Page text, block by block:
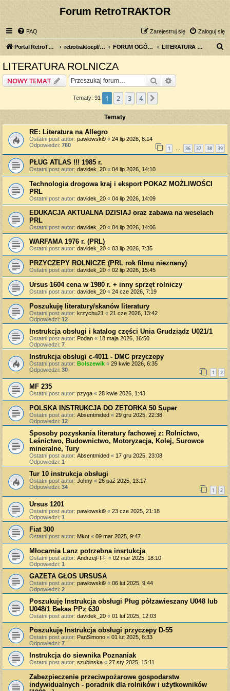
Forum RetroTRAKTOR
FAQ Zaloguj się
Zarejestruj się
Portal RetroTRAKTOR.pl retrotraktor.pl/forum FORUM OGÓLNE LITERATURA ROLNICZA
LITERATURA ROLNICZA
NOWY TEMAT Szukaj
Tematy: 91 1 2 3 4
Tematy
RE: Literatura na Allegro
Ostatni post autor: pawlowski9 « 24 lip 2026, 8:14
Odpowiedzi: 760 1 … 36 37 38 39
PŁUG ATLAS !!! 1985 r.
Ostatni post autor: davidek_20 « 04 lip 2026, 14:10
Technologia drogowa kraj i eksport POKAZ MOŻLIWOŚCI
PRL
Ostatni post autor: davidek_20 « 04 lip 2026, 14:09
EDUKACJA AKTUALNA DZISIAJ oraz zabawa na weselach
PRL
Ostatni post autor: davidek_20 « 04 lip 2026, 14:06
WARFAMA 1976 r. (PRL)
Ostatni post autor: davidek_20 « 03 lip 2026, 7:35
PRZYCZEPY ROLNICZE (PRL rok filmu nieznany)
Ostatni post autor: davidek_20 « 02 lip 2026, 15:45
Ursus 1604 cena w 1980 r. + inny sprzęt rolniczy
Ostatni post autor: davidek_20 « 24 cze 2026, 7:19
Poszukuję literatury/skanów literatury
Ostatni post autor: krzychu21 « 21 cze 2026, 13:42
Odpowiedzi: 12
Instrukcja obsługi i katalog części Unia Grudziądz U021/1
Ostatni post autor: Podan « 18 maja 2026, 16:50
Odpowiedzi: 7
Instrukcja obsługi c-4011 - DMC przyczepy
Ostatni post autor: Bolszewik « 29 kwie 2026, 6:35
Odpowiedzi: 30 1 2
MF 235
Ostatni post autor: pzyga « 28 kwie 2026, 1:43
POLSKA INSTRUKCJA DO ZETORKA 50 Super
Ostatni post autor: Absentmided « 29 gru 2025, 22:38
Odpowiedzi: 12
Sposoby pozyskania literatury fachowej z: Rolnictwo,
Leśnictwo, Budownictwo, Motoryzacja, Kolej, Surowce
mineralne, Tury
Ostatni post autor: Absentmided « 17 gru 2025, 23:08
Odpowiedzi: 1
Tur 10 instrukcja obsługi
Ostatni post autor: Johny « 26 paź 2025, 13:17
Odpowiedzi: 34 1 2
Ursus 1201
Ostatni post autor: pawlowski9 « 23 cze 2025, 21:18
Odpowiedzi: 1
Fiat 300
Ostatni post autor: Mkot « 09 mar 2025, 9:47
Młocarnia Lanz potrzebna insrtukcja
Ostatni post autor: AndrzejFFF « 02 mar 2025, 18:10
Odpowiedzi: 1
GAZETA GŁOS URSUSA
Ostatni post autor: pawlowski9 « 06 lut 2025, 9:44
Odpowiedzi: 2
Poszukuję Instrukcja obsługi Pług półzawieszany U048 lub
U048/1 Bekas PPz 630
Ostatni post autor: davidek_20 « 01 lut 2025, 12:03
Poszukuję Instrukcja obsługi przyczepy D-55
Ostatni post autor: PanSimono « 01 lut 2025, 8:33
Odpowiedzi: 7
Instrukcja do siewnika Poznaniak
Ostatni post autor: szubinska « 27 sty 2025, 15:11
Zabezpieczenie przeciwpożarowe gospodarstw
indywidualnych - poradnik dla rolników i użytkowników